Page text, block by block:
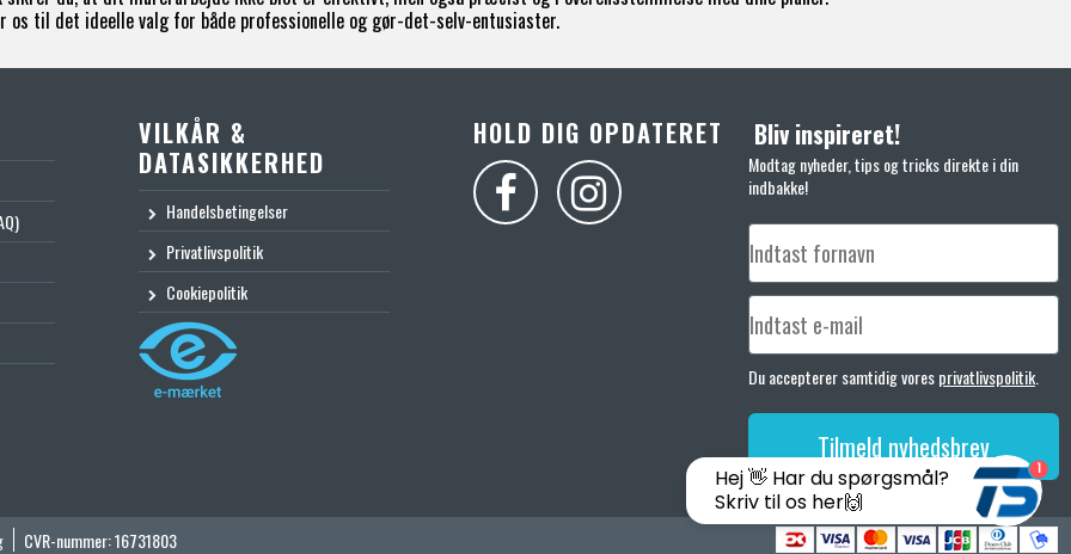
os til det ideelle valg for både professionelle og gør-det-selv-entusiaster.
VILKÅR &
DATASIKKERHED
Handelsbetingelser
Privatlivspolitik
Cookiepolitik
HOLD DIG OPDATERET Bliv inspireret!
Modtag nyheder, tips og tricks direkte i din
indbakke!
Du accepterer samtidig voresprivatlivspolitik.
Tilmeld nyhedsbrev
CVR-nummer:16731803
Hej 👋 Har du spørgsmål?
Skriv til os her🙌
1